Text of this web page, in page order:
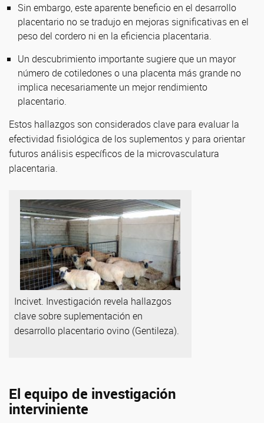
Sin embargo, este aparente beneficio en el desarrollo
placentario no se tradujo en mejoras significativas en el
peso del cordero ni en la eficiencia placentaria.
Un descubrimiento importante sugiere que un mayor
número de cotiledones o una placenta más grande no
implica necesariamente un mejor rendimiento
placentario.
Estos hallazgos son considerados clave para evaluar la
efectividad fisiológica de los suplementos y para orientar
futuros análisis específicos de la microvasculatura
placentaria.
Incivet. Investigación revela hallazgos
clave sobre suplementación en
desarrollo placentario ovino (Gentileza).
El equipo de investigación
interviniente